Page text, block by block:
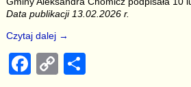
Data publikacji 13.02.2026 r.
Czytaj dalej →
F
C